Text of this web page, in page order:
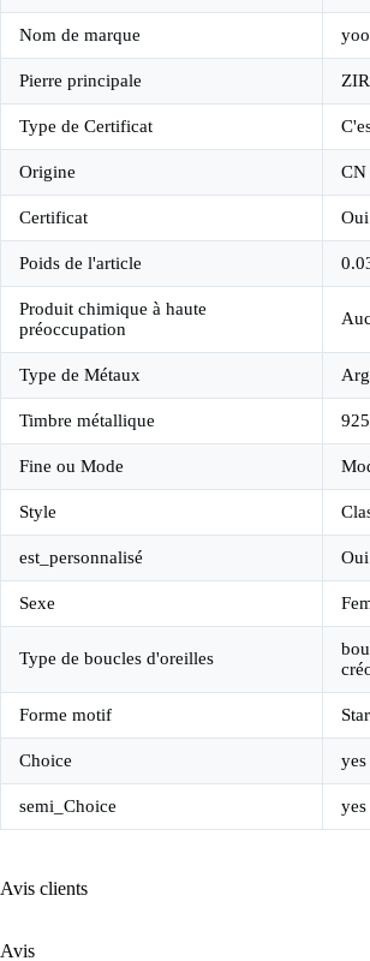
Nom de marque
Pierre principale
Type de Certificat
Origine CN
Certificat Oui
Poids de l'article
Produit chimique à haute
préoccupation
Type de Métaux
Timbre métallique
Fine ou Mode
Style
est_personnalisé Oui
Sexe
Type de boucles d'oreilles
Forme motif Star
Choice yes
semi_Choice yes
Avis clients
Avis